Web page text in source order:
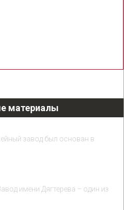
материалы
завод был основан в
имени Дягтерева – один из